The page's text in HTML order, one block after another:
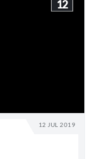
12 JUL 2019
12